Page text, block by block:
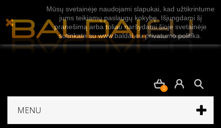
0
MENU
Mūsų svetainėje naudojami slapukai, kad užtikrintume
jums teikiamų paslaugų kokybę. Išjungdami šį
pranešimą arba toliau naršydami šioje svetainėje
sutinkate su www.baldai.eu privatumo politika.